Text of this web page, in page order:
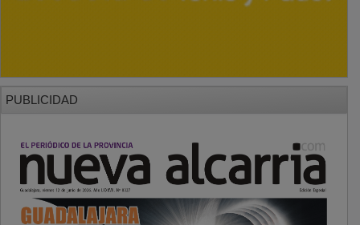
PUBLICIDAD